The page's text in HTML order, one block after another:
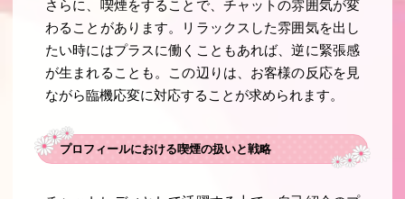
さらに、喫煙をすることで、チャットの雰囲気が変
わることがあります。リラックスした雰囲気を出し
たい時にはプラスに働くこともあれば、逆に緊張感
が生まれることも。この辺りは、お客様の反応を見
ながら臨機応変に対応することが求められます。
プロフィールにおける喫煙の扱いと戦略